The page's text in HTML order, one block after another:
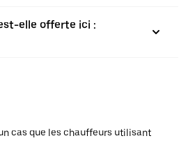
elle offerte ici :
cas que les chauffeurs utilisant